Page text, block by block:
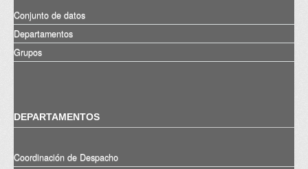
Conjunto de datos
Departamentos
Grupos
DEPARTAMENTOS
Coordinación de Despacho